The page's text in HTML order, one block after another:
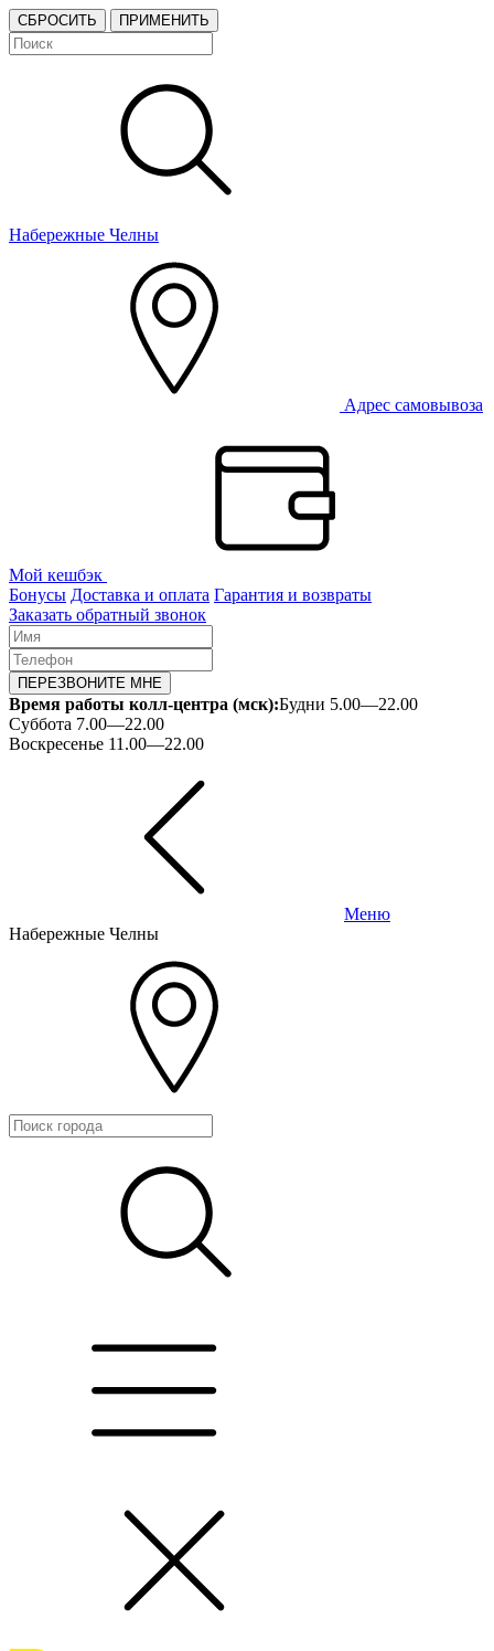
СБРОСИТЬ ПРИМЕНИТЬ
Набережные Челны
Адрес самовывоза
Мой кешбэк
Бонусы Доставка и оплата Гарантия и возвраты
Заказать обратный звонок
ПЕРЕЗВОНИТЕ МНЕ
Время работы колл-центра (мск):Будни 5.00—22.00
Суббота 7.00—22.00
Воскресенье 11.00—22.00
Меню
Набережные Челны